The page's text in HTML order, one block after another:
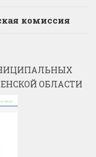
комиссия
ОБЛАСТИ